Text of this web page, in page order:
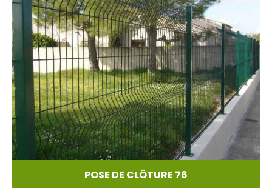
POSE DE CLÔTURE 76